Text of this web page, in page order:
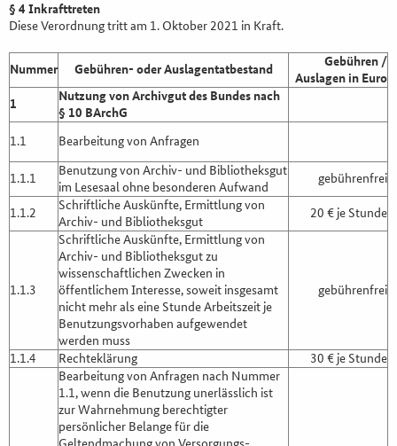
§ 4 Inkrafttreten
Diese Verordnung tritt am 1. Oktober 2021 in Kraft.
Nummer Gebühren- oder Auslagentatbestand
Gebühren /
Auslagen in Euro
1
Nutzung von Archivgut des Bundes nach
§ 10 BArchG
1.1
Bearbeitung von Anfragen
1.1.1
Benutzung von Archiv- und Bibliotheksgut
im Lesesaal ohne besonderen Aufwand
gebührenfrei
1.1.2
Schriftliche Auskünfte, Ermittlung von
Archiv- und Bibliotheksgut
20 € je Stunde
1.1.3
Schriftliche Auskünfte, Ermittlung von
Archiv- und Bibliotheksgut zu
wissenschaftlichen Zwecken in
öffentlichem Interesse, soweit insgesamt
nicht mehr als eine Stunde Arbeitszeit je
Benutzungsvorhaben aufgewendet
werden muss
gebührenfrei
1.1.4 Rechteklärung
30 € je Stunde
Bearbeitung von Anfragen nach Nummer
1.1, wenn die Benutzung unerlässlich ist
zur Wahrnehmung berechtigter
persönlicher Belange für die